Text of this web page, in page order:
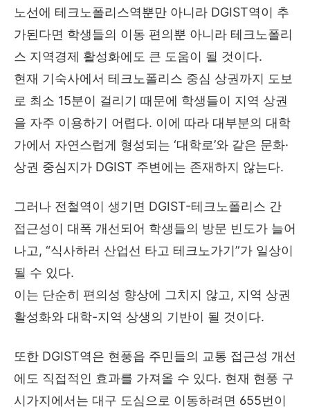
노선에 테크노폴리스역뿐만 아니라 DGIST역이 추
가된다면 학생들의 이동 편의뿐 아니라 테크노폴리
스 지역경제 활성화에도 큰 도움이 될 것이다.
현재 기숙사에서 테크노폴리스 중심 상권까지 도보
로 최소 15분이 걸리기 때문에 학생들이 지역 상권
을 자주 이용하기 어렵다. 이에 따라 대부분의 대학
가에서 자연스럽게 형성되는 ‘대학로’와 같은 문화·
상권 중심지가 DGIST 주변에는 존재하지 않는다.
그러나 전철역이 생기면 DGIST-테크노폴리스 간
접근성이 대폭 개선되어 학생들의 방문 빈도가 늘어
나고, “식사하러 산업선 타고 테크노가기”가 일상이
될 수 있다.
이는 단순히 편의성 향상에 그치지 않고, 지역 상권
활성화와 대학-지역 상생의 기반이 될 것이다.
또한 DGIST역은 현풍읍 주민들의 교통 접근성 개선
에도 직접적인 효과를 가져올 수 있다. 현재 현풍 구
시가지에서는 대구 도심으로 이동하려면 655번이